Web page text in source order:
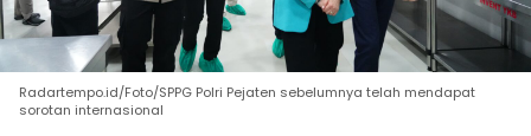
Radartempo.id/Foto/SPPG Polri Pejaten sebelumnya telah mendapat
sorotan internasional